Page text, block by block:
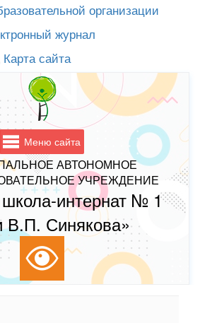
организации
журнал
Карта сайта
Меню сайта
АВТОНОМНОЕ
УЧРЕЖДЕНИЕ
интернат № 1
В.П. Синякова»